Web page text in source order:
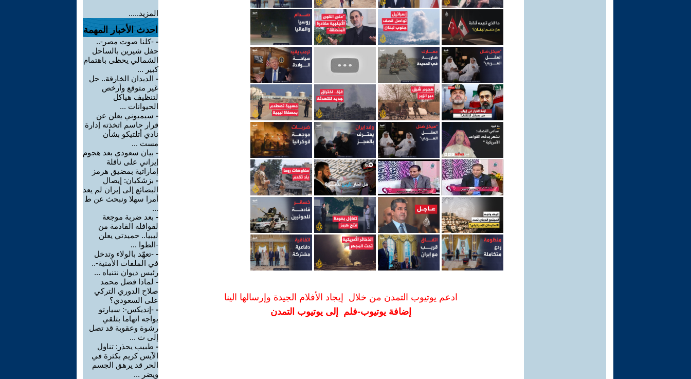
ادعم يوتيوب التمدن من خلال إيجاد الأفلام الجيدة وإرسالها الينا
إضافة يوتيوب-فلم إلى يوتيوب التمدن
المزيد.....
احدث الأخبار المهمة
- -كلنا صوت مصر-..
حفل شيرين بالساحل
الشمالي يحظى باهتمام
كبير ...
- الديدان الخارقة.. حل
غير متوقع وأرخص
لتنظيف هياكل
الحيوانات ...
- سيميوني يعلن عن
قرار حاسم اتخذته إدارة
نادي أتلتيكو بشأن
مست ...
- بيان سعودي بعد هجوم
إيراني على ناقلة
إماراتية بمضيق هرمز
- بزشكيان: إيصال
البضائع إلى إيران لم يعد
أمرا سهلا ونبحث عن ط
...
- بعد ضربة موجعة
لقوافله القادمة من
ليبيا.. حميدتي يعلن
-الطوا ...
- -تعهّد بالولاء وتدخل
في الملفات الأمنية-..
رئيس ديوان نتنياه ...
- لماذا فضل محمد
صلاح الدوري التركي
على السعودي؟
- -إنديكس-: سيارتو
يواجه اتهاما بتلقي
رشوة وعقوبة قد تصل
إلى ث ...
- طبيب يحذر: تناول
الآيس كريم بكثرة في
الحر قد يرهق الجسم
ويضر ...